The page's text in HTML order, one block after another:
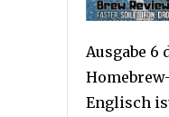
Ausgabe 6
Englisch